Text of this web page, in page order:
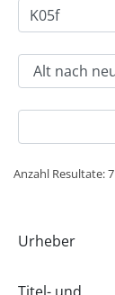
Anzahl Resultate: 7
Urheber